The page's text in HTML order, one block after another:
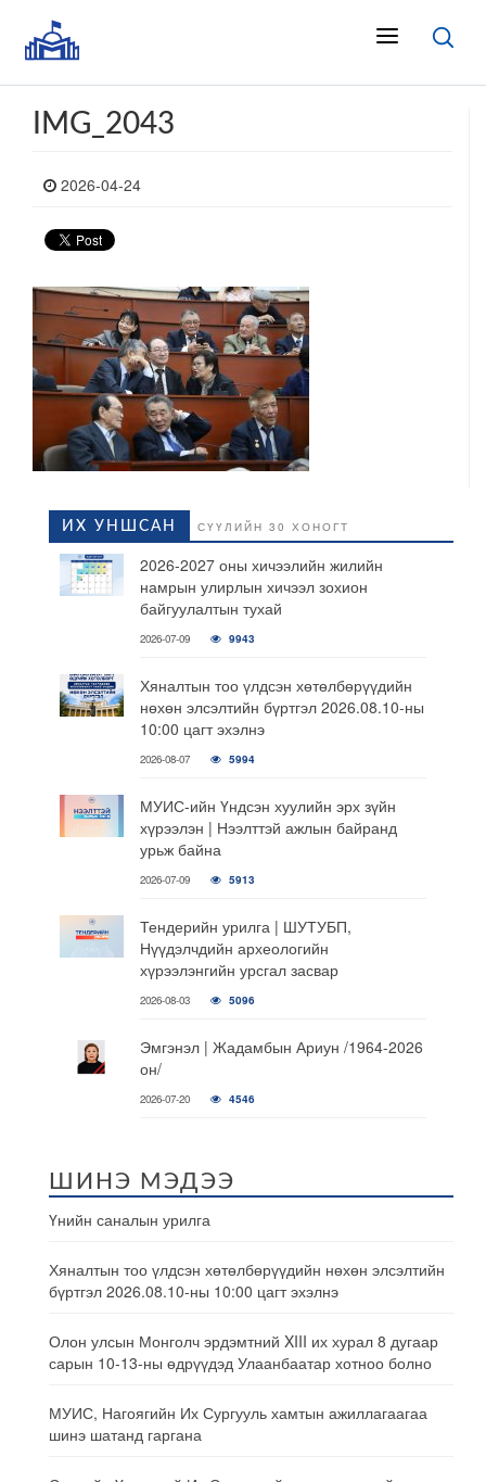
IMG_2043
2026-04-24
ИХ УНШСАН СҮҮЛИЙН 30 ХОНОГТ
2026-2027 оны хичээлийн жилийн
намрын улирлын хичээл зохион
байгуулалтын тухай
2026-07-09 9943
Хяналтын тоо үлдсэн хөтөлбөрүүдийн
нөхөн элсэлтийн бүртгэл 2026.08.10-ны
10:00 цагт эхэлнэ
2026-08-07 5994
МУИС-ийн Үндсэн хуулийн эрх зүйн
хүрээлэн | Нээлттэй ажлын байранд
урьж байна
2026-07-09 5913
Тендерийн урилга | ШУТУБП,
Нүүдэлчдийн археологийн
хүрээлэнгийн урсгал засвар
2026-08-03 5096
Эмгэнэл | Жадамбын Ариун /1964-2026
он/
2026-07-20 4546
ШИНЭ МЭДЭЭ
Үнийн саналын урилга
Хяналтын тоо үлдсэн хөтөлбөрүүдийн нөхөн элсэлтийн
бүртгэл 2026.08.10-ны 10:00 цагт эхэлнэ
Олон улсын Монголч эрдэмтний XIII их хурал 8 дугаар
сарын 10-13-ны өдрүүдэд Улаанбаатар хотноо болно
МУИС, Нагоягийн Их Сургууль хамтын ажиллагаагаа
шинэ шатанд гаргана